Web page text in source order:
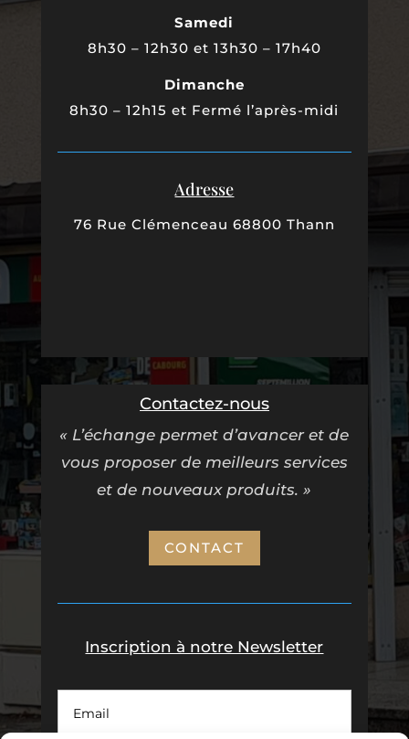
Samedi
8h30 – 12h30 et 13h30 – 17h40
Dimanche
8h30 – 12h15 et Fermé l’après-midi
Adresse
76 Rue Clémenceau 68800 Thann
Contactez-nous
« L’échange permet d’avancer et de
vous proposer de meilleurs services
et de nouveaux produits. »
CONTACT
Inscription à notre Newsletter